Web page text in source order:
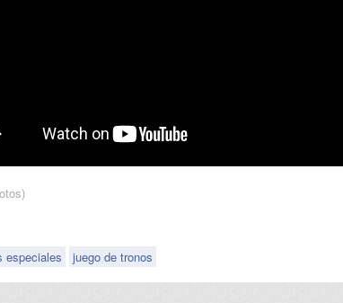
especiales juego de tronos